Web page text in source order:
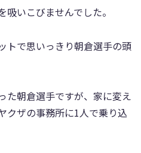
いこびませんでした。
トで思いっきり朝倉選手の頭
た朝倉選手ですが、家に変え
クザの事務所に1人で乗り込